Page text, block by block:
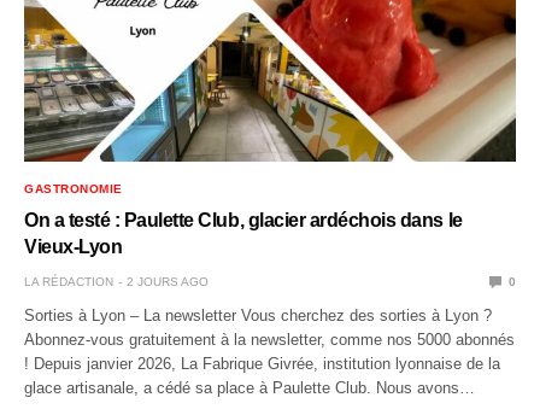
GASTRONOMIE
On a testé : Paulette Club, glacier ardéchois dans le
Vieux-Lyon
LA RÉDACTION 2 JOURS AGO 0
Sorties à Lyon – La newsletter Vous cherchez des sorties à Lyon ?
Abonnez-vous gratuitement à la newsletter, comme nos 5000 abonnés
! Depuis janvier 2026, La Fabrique Givrée, institution lyonnaise de la
glace artisanale, a cédé sa place à Paulette Club. Nous avons…